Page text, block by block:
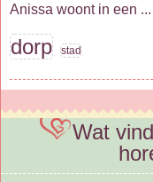
Anissa woont in een ...
dorp stad
Wat